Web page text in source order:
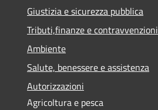
Giustizia e sicurezza pubblica
Tributi,finanze e contravvenzioni
Ambiente
Salute, benessere e assistenza
Autorizzazioni
Agricoltura e pesca